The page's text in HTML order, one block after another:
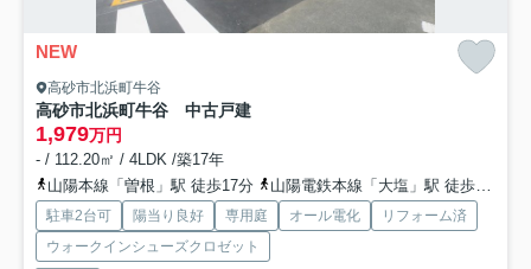
NEW
高砂市北浜町牛谷
高砂市北浜町牛谷 中古戸建
1,979万円
- / 112.20㎡ / 4LDK /築17年
山陽本線「曽根」駅 徒歩17分
山陽電鉄本線「大塩」駅 徒歩22分
駐車2台可 陽当り良好 専用庭 オール電化
リフォーム済
ウォークインシューズクロゼット